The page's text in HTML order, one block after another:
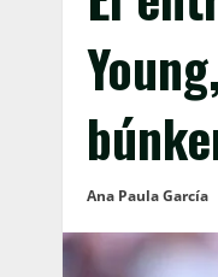
Ana Paula García